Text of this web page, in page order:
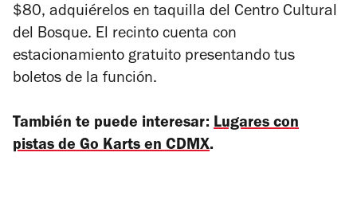
$80, adquiérelos en taquilla del Centro Cultural
del Bosque. El recinto cuenta con
estacionamiento gratuito presentando tus
boletos de la función.
También te puede interesar: Lugares con
pistas de Go Karts en CDMX.